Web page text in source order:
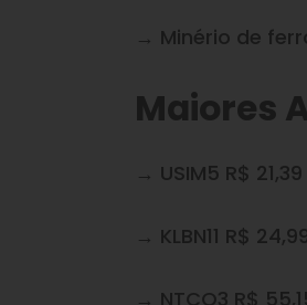
→ Minério de
Maiores
→ USIM5 R$
→ KLBN11 R$
→ NTCO3 R$